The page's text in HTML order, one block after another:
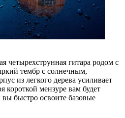
четырехструнная гитара родом с
тембр с солнечным,
из легкого дерева усиливает
короткой мензуре вам будет
быстро освоите базовые